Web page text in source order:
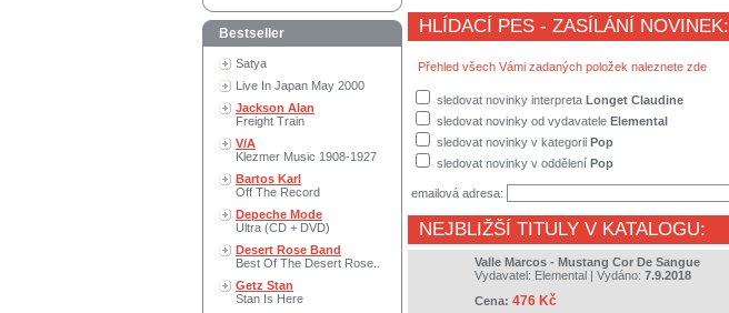
Bestseller
Satya
Live In Japan May 2000
Jackson Alan
Freight Train
V/A
Klezmer Music 1908-1927
Bartos Karl
Off The Record
Depeche Mode
Ultra (CD + DVD)
Desert Rose Band
Best Of The Desert Rose..
Getz Stan
Stan Is Here
HLÍDACÍ PES - ZASÍLÁNÍ NOVINEK:
Přehled všech Vámi zadaných položek naleznete zde
sledovat novinky interpreta Longet Claudine
sledovat novinky od vydavatele Elemental
sledovat novinky v kategorii Pop
sledovat novinky v oddělení Pop
emailová adresa:
NEJBLIŽŠÍ TITULY V KATALOGU:
Valle Marcos - Mustang Cor De Sangue
Vydavatel: Elemental | Vydáno: 7.9.2018
Cena: 476 Kč